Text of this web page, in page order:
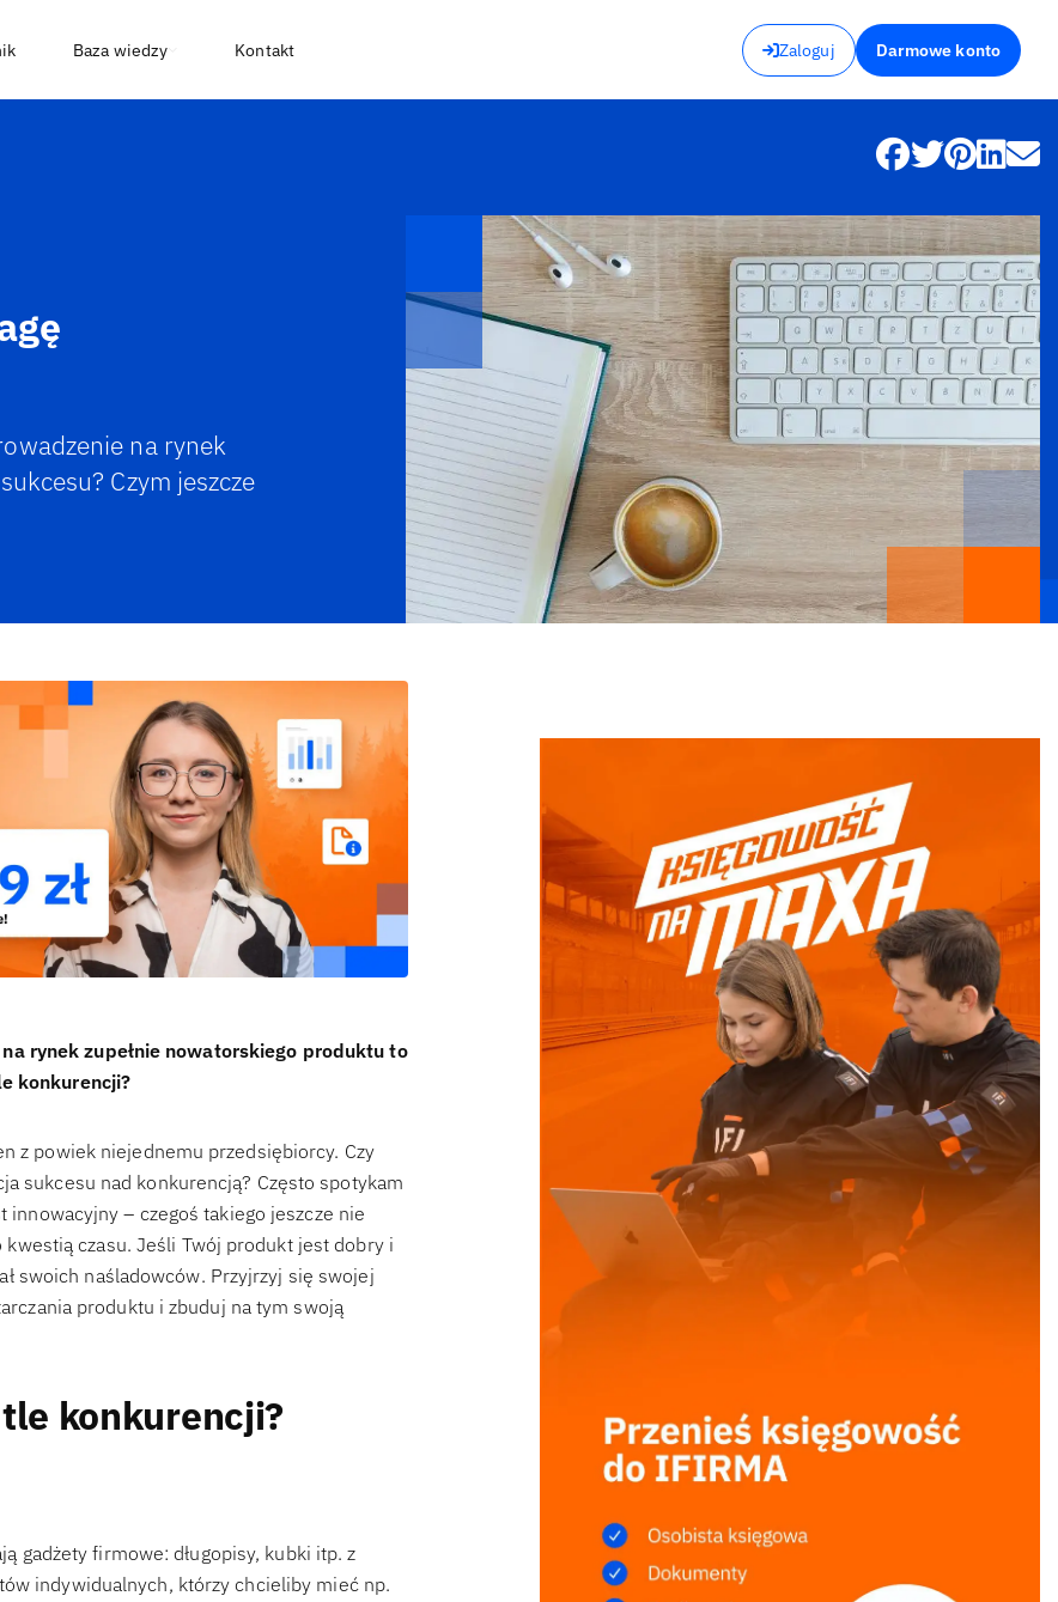
Zaloguj Darmowe konto
Baza wiedzy Kontakt
na rynek
Czym jeszcze
rynek zupełnie nowatorskiego produktu to
konkurencji?
z powiek niejednemu przedsiębiorcy. Czy
sukcesu nad konkurencją? Często spotykam
– czegoś takiego jeszcze nie
kwestią czasu. Jeśli Twój produkt jest dobry i
swoich naśladowców. Przyjrzyj się swojej
produktu i zbuduj na tym swoją
konkurencji?
gadżety firmowe: długopisy, kubki itp. z
indywidualnych, którzy chcieliby mieć np.